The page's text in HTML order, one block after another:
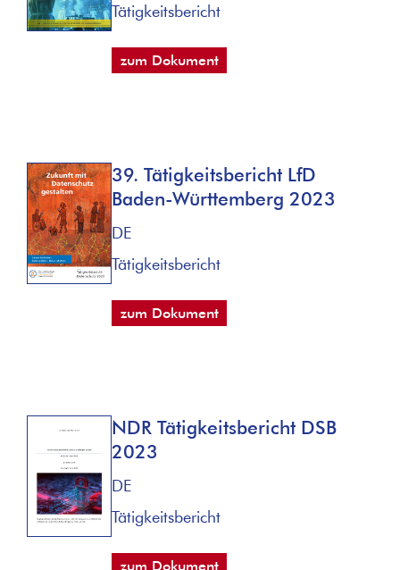
Tätigkeitsbericht
zum Dokument
39. Tätigkeitsbericht LfD
Baden-Württemberg 2023
DE
Tätigkeitsbericht
zum Dokument
NDR Tätigkeitsbericht DSB
2023
DE
Tätigkeitsbericht
zum Dokument